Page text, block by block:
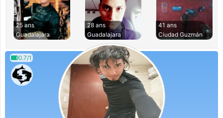
25 ans
Guadalajara
28 ans
Guadalajara
41 ans
Ciudad Guzmán
0.7/1